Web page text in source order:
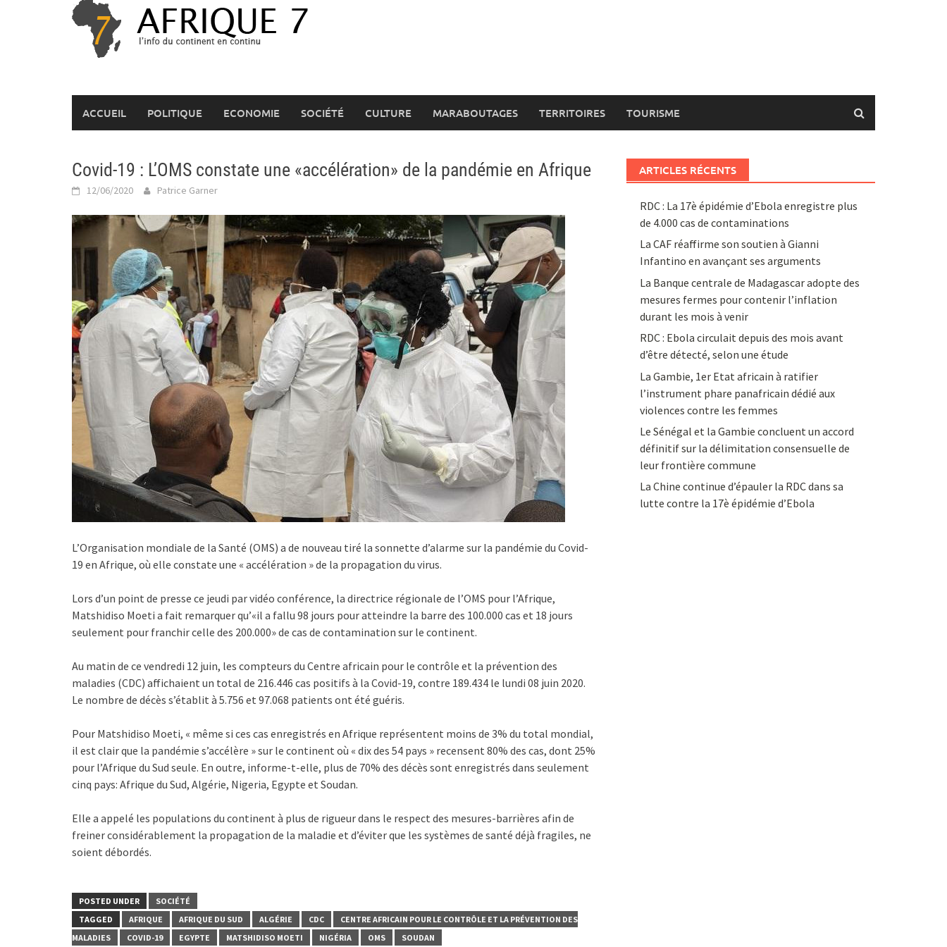
ACCUEIL POLITIQUE ECONOMIE SOCIÉTÉ CULTURE MARABOUTAGES TERRITOIRES TOURISME
Covid-19 : L’OMS constate une «accélération» de la pandémie en Afrique
12/06/2020 Patrice Garner
L’Organisation mondiale de la Santé (OMS) a de nouveau tiré la sonnette d’alarme sur la pandémie du Covid-
19 en Afrique, où elle constate une « accélération » de la propagation du virus.
Lors d’un point de presse ce jeudi par vidéo conférence, la directrice régionale de l’OMS pour l’Afrique,
Matshidiso Moeti a fait remarquer qu’«il a fallu 98 jours pour atteindre la barre des 100.000 cas et 18 jours
seulement pour franchir celle des 200.000» de cas de contamination sur le continent.
Au matin de ce vendredi 12 juin, les compteurs du Centre africain pour le contrôle et la prévention des
maladies (CDC) affichaient un total de 216.446 cas positifs à la Covid-19, contre 189.434 le lundi 08 juin 2020.
Le nombre de décès s’établit à 5.756 et 97.068 patients ont été guéris.
Pour Matshidiso Moeti, « même si ces cas enregistrés en Afrique représentent moins de 3% du total mondial,
il est clair que la pandémie s’accélère » sur le continent où « dix des 54 pays » recensent 80% des cas, dont 25%
pour l’Afrique du Sud seule. En outre, informe-t-elle, plus de 70% des décès sont enregistrés dans seulement
cinq pays: Afrique du Sud, Algérie, Nigeria, Egypte et Soudan.
Elle a appelé les populations du continent à plus de rigueur dans le respect des mesures-barrières afin de
freiner considérablement la propagation de la maladie et d’éviter que les systèmes de santé déjà fragiles, ne
soient débordés.
POSTED UNDER
SOCIÉTÉ
TAGGED
AFRIQUE AFRIQUE DU SUD ALGÉRIE CDC
CENTRE AFRICAIN POUR LE CONTRÔLE ET LA PRÉVENTION DES
MALADIES
COVID-19 EGYPTE MATSHIDISO MOETI NIGÉRIA OMS SOUDAN
ARTICLES RÉCENTS
RDC : La 17è épidémie d’Ebola enregistre plus
de 4.000 cas de contaminations
La CAF réaffirme son soutien à Gianni
Infantino en avançant ses arguments
La Banque centrale de Madagascar adopte des
mesures fermes pour contenir l’inflation
durant les mois à venir
RDC : Ebola circulait depuis des mois avant
d’être détecté, selon une étude
La Gambie, 1er Etat africain à ratifier
l’instrument phare panafricain dédié aux
violences contre les femmes
Le Sénégal et la Gambie concluent un accord
définitif sur la délimitation consensuelle de
leur frontière commune
La Chine continue d’épauler la RDC dans sa
lutte contre la 17è épidémie d’Ebola